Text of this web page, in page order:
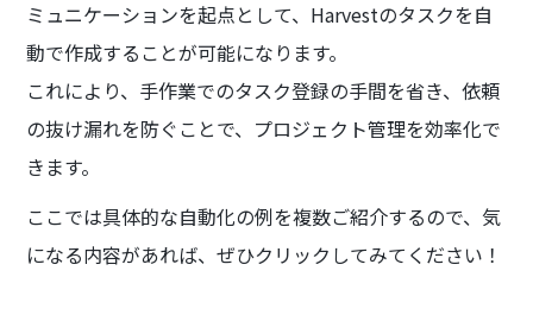
ミュニケーションを起点として、Harvestのタスクを自
動で作成することが可能になります。
これにより、手作業でのタスク登録の手間を省き、依頼
の抜け漏れを防ぐことで、プロジェクト管理を効率化で
きます。
ここでは具体的な自動化の例を複数ご紹介するので、気
になる内容があれば、ぜひクリックしてみてください！